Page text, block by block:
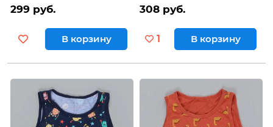
299 руб.
В корзину
308 руб.
1 В корзину